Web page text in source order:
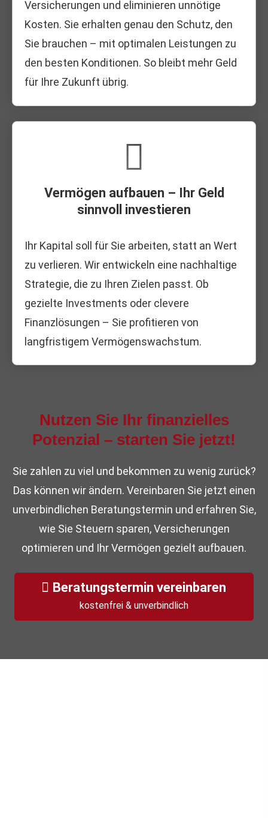
Versicherungen und eliminieren unnötige
Kosten. Sie erhalten genau den Schutz, den
Sie brauchen – mit optimalen Leistungen zu
den besten Konditionen. So bleibt mehr Geld
für Ihre Zukunft übrig.
Vermögen aufbauen – Ihr Geld
sinnvoll investieren
Ihr Kapital soll für Sie arbeiten, statt an Wert
zu verlieren. Wir entwickeln eine nachhaltige
Strategie, die zu Ihren Zielen passt. Ob
gezielte Investments oder clevere
Finanzlösungen – Sie profitieren von
langfristigem Vermögenswachstum.
Nutzen Sie Ihr finanzielles
Potenzial – starten Sie jetzt!
Sie zahlen zu viel und bekommen zu wenig zurück?
Das können wir ändern. Vereinbaren Sie jetzt einen
unverbindlichen Beratungstermin und erfahren Sie,
wie Sie Steuern sparen, Versicherungen
optimieren und Ihr Vermögen gezielt aufbauen.
Beratungstermin vereinbaren
kostenfrei & unverbindlich